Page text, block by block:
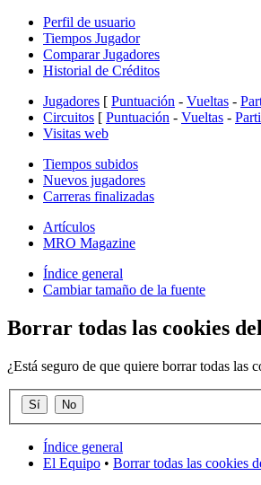
Perfil de usuario
Tiempos Jugador
Comparar Jugadores
Historial de Créditos
Jugadores [ Puntuación - Vueltas -
Circuitos [ Puntuación - Vueltas -
Visitas web
Tiempos subidos
Nuevos jugadores
Carreras finalizadas
Artículos
MRO Magazine
Índice general
Cambiar tamaño de la fuente
Borrar todas las cookies
¿Está seguro de que quiere borrar todas las
Índice general
El Equipo • Borrar todas las cookies